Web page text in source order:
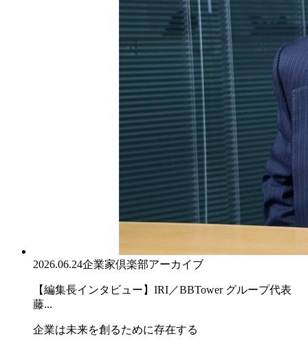
2026.06.24企業家倶楽部アーカイブ
【編集長インタビュー】IRI／BBTower グループ代表
藤...
企業は未来を創るために存在する